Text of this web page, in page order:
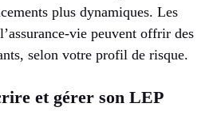
plus dynamiques. Les
vie peuvent offrir des
selon votre profil de risque.
et gérer son LEP